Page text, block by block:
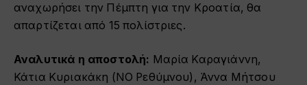
αναχωρήσει την Πέμπτη για την Κροατία, θα
απαρτίζεται από 15 πολίστριες.
Αναλυτικά η αποστολή: Μαρία Καραγιάννη,
Κάτια Κυριακάκη (ΝΟ Ρεθύμνου), Άννα Μήτσου